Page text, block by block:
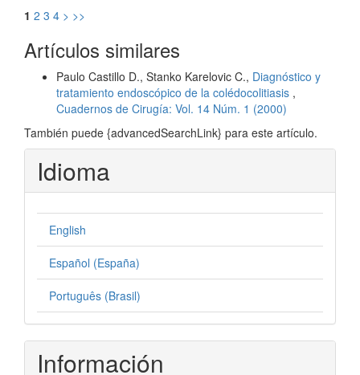
1 2 3 4 > >>
Artículos similares
Paulo Castillo D., Stanko Karelovic C., Diagnóstico y
tratamiento endoscópico de la colédocolitiasis ,
Cuadernos de Cirugía: Vol. 14 Núm. 1 (2000)
También puede {advancedSearchLink} para este artículo.
Idioma
English
Español (España)
Português (Brasil)
Información